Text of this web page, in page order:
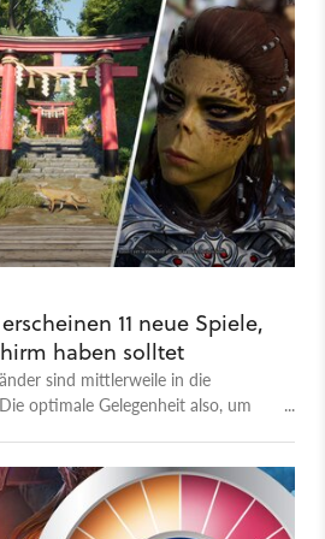
11 neue Spiele,
haben solltet
sind mittlerweile in die
optimale Gelegenheit also, um